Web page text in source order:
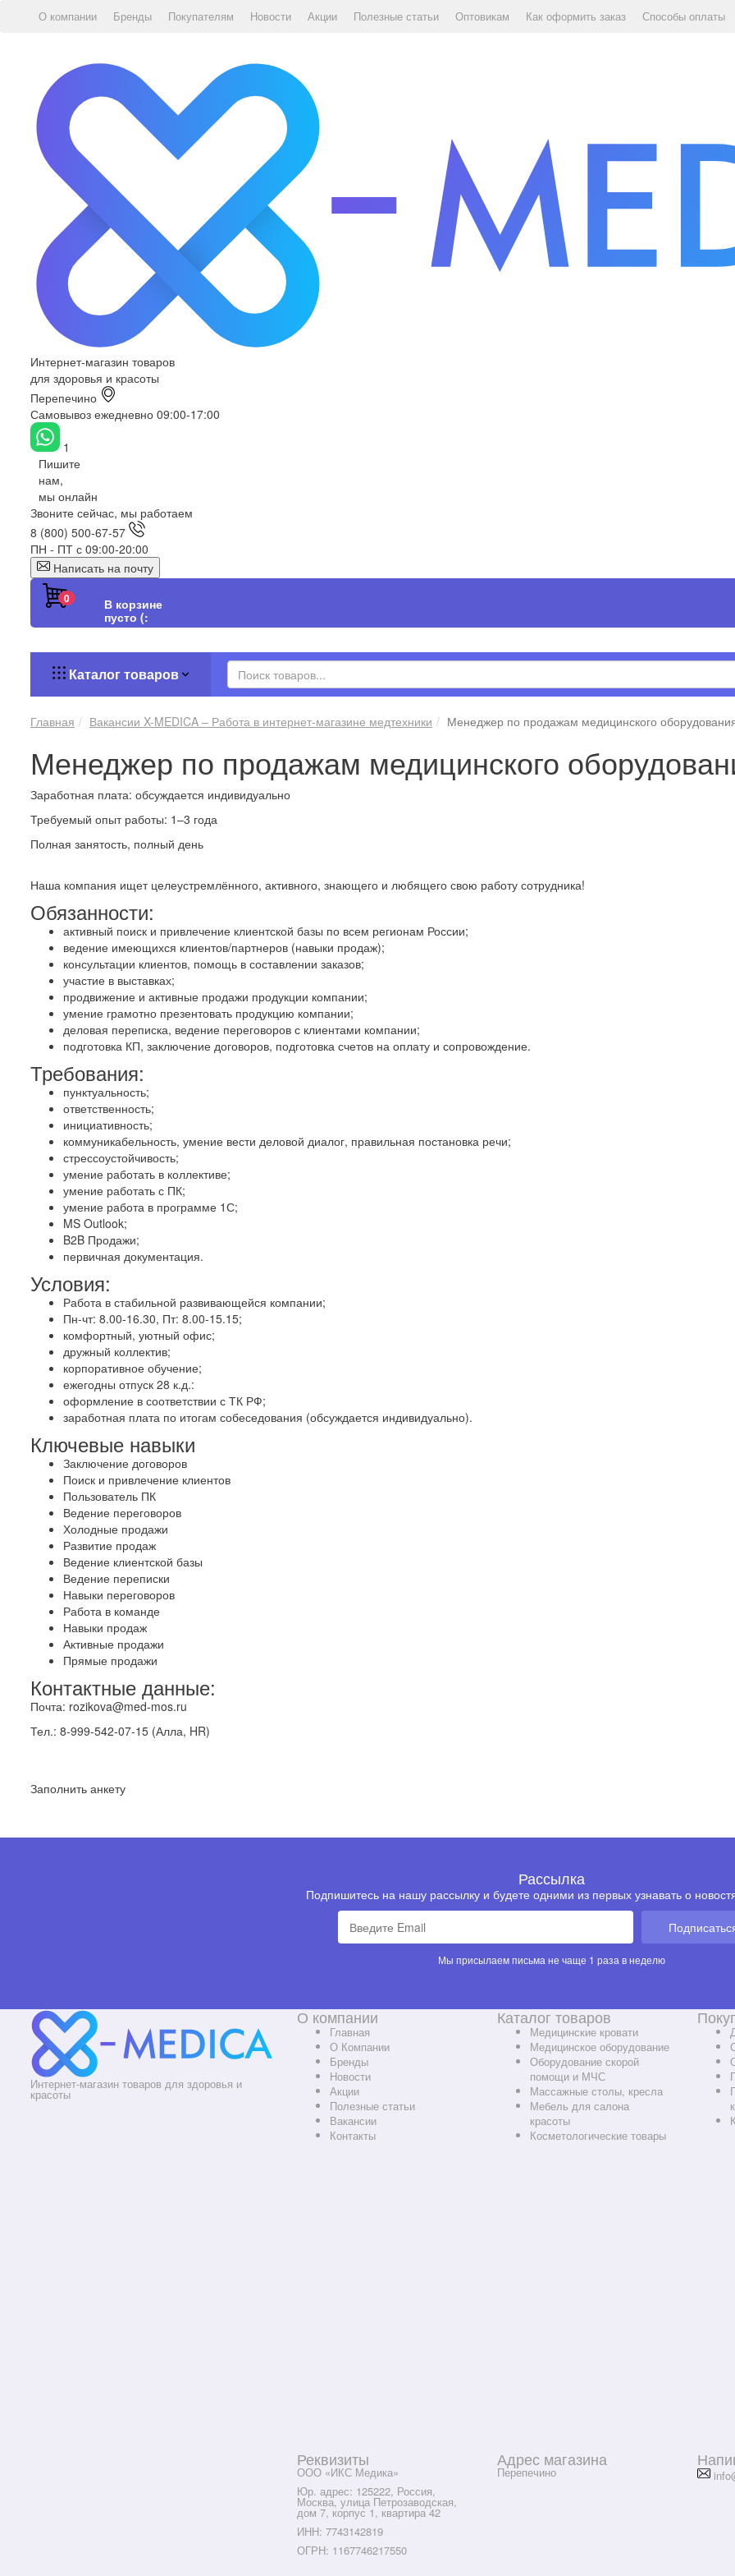
О компании Бренды Покупателям Новости Акции Полезные статьи Оптовикам Как оформить заказ Способы оплаты
Интернет-магазин товаров
для здоровья и красоты
Перепечино
Самовывоз ежедневно 09:00-17:00
1
Пишите
нам,
мы онлайн
Звоните сейчас, мы работаем
8 (800) 500-67-57
ПН - ПТ с 09:00-20:00
Написать на почту
0
В корзине
пусто (:
Каталог товаров
Главная Вакансии X-MEDICA – Работа в интернет-магазине медтехники Менеджер по продажам медицинского
Менеджер по продажам медицинского
Заработная плата: обсуждается индивидуально
Требуемый опыт работы: 1–3 года
Полная занятость, полный день
Наша компания ищет целеустремлённого, активного, знающего и любящего свою работу сотрудника!
Обязанности:
активный поиск и привлечение клиентской базы по всем регионам России;
ведение имеющихся клиентов/партнеров (навыки продаж);
консультации клиентов, помощь в составлении заказов;
участие в выставках;
продвижение и активные продажи продукции компании;
умение грамотно презентовать продукцию компании;
деловая переписка, ведение переговоров с клиентами компании;
подготовка КП, заключение договоров, подготовка счетов на оплату и сопровождение.
Требования:
пунктуальность;
ответственность;
инициативность;
коммуникабельность, умение вести деловой диалог, правильная постановка речи;
стрессоустойчивость;
умение работать в коллективе;
умение работать с ПК;
умение работа в программе 1С;
MS Outlook;
B2B Продажи;
первичная документация.
Условия:
Работа в стабильной развивающейся компании;
Пн-чт: 8.00-16.30, Пт: 8.00-15.15;
комфортный, уютный офис;
дружный коллектив;
корпоративное обучение;
ежегодны отпуск 28 к.д.:
оформление в соответствии с ТК РФ;
заработная плата по итогам собеседования (обсуждается индивидуально).
Ключевые навыки
Заключение договоров
Поиск и привлечение клиентов
Пользователь ПК
Ведение переговоров
Холодные продажи
Развитие продаж
Ведение клиентской базы
Ведение переписки
Навыки переговоров
Работа в команде
Навыки продаж
Активные продажи
Прямые продажи
Контактные данные:
Почта: rozikova@med-mos.ru
Тел.: 8-999-542-07-15 (Алла, HR)
Заполнить анкету
Рассылка
Подпишитесь на нашу рассылку и будете одними из первых узнавать о
Мы присылаем письма не чаще 1 раза в неделю
Интернет-магазин товаров для здоровья и
красоты
О компании
Главная
О Компании
Бренды
Новости
Акции
Полезные статьи
Вакансии
Контакты
Каталог товаров
Медицинские кровати
Медицинское оборудование
Оборудование скорой
помощи и МЧС
Массажные столы, кресла
Мебель для салона
красоты
Косметологические товары
Реквизиты
ООО «ИКС Медика»
Юр. адрес: 125222, Россия,
Москва, улица Петрозаводская,
дом 7, корпус 1, квартира 42
ИНН: 7743142819
ОГРН: 1167746217550
Адрес магазина
Перепечино